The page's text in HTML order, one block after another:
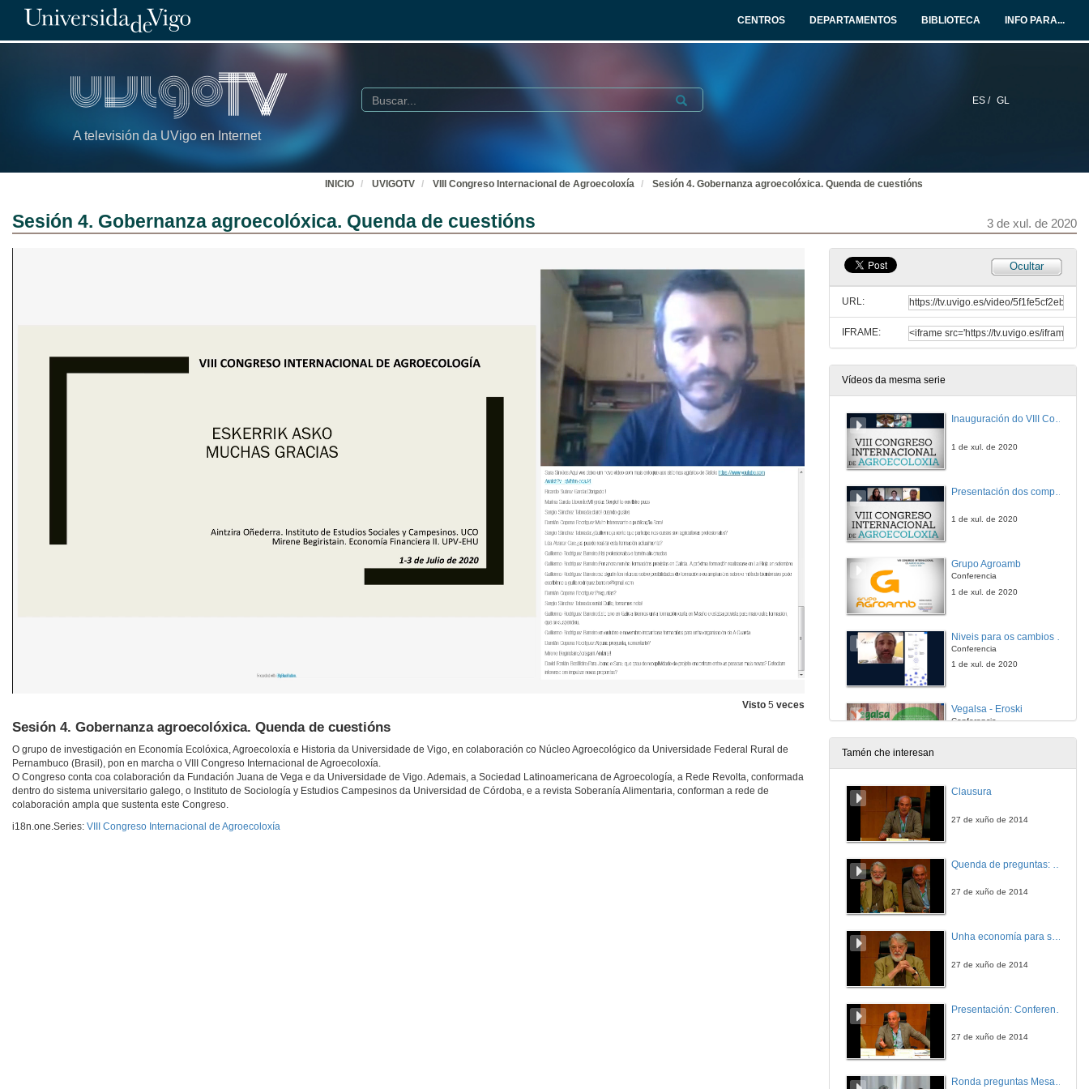
CENTROS DEPARTAMENTOS BIBLIOTECA INFO PARA...
A televisión da UVigo en Internet
ES / GL
Buscar Submit
INICIO UVIGOTV VIII Congreso Internacional de Agroecoloxía Sesión 4. Gobernanza agroecolóxica. Quenda de cuestións
Sesión 4. Gobernanza agroecolóxica. Quenda de cuestións 3 de xul. de 2020
Visto 5 veces
Sesión 4. Gobernanza agroecolóxica. Quenda de cuestións
O grupo de investigación en Economía Ecolóxica, Agroecoloxía e Historia da Universidade de Vigo, en colaboración co Núcleo Agroecológico da Universidade Federal Rural de
Pernambuco (Brasil), pon en marcha o VIII Congreso Internacional de Agroecoloxía.
O Congreso conta coa colaboración da Fundación Juana de Vega e da Universidade de Vigo. Ademais, a Sociedad Latinoamericana de Agroecología, a Rede Revolta, conformada
dentro do sistema universitario galego, o Instituto de Sociología y Estudios Campesinos da Universidad de Córdoba, e a revista Soberanía Alimentaria, conforman a rede de
colaboración ampla que sustenta este Congreso.
i18n.one.Series: VIII Congreso Internacional de Agroecoloxía
Ocultar
URL:
IFRAME:
Vídeos da mesma serie
Inauguración do VIII Congreso Internacional de Agroecología
1 de xul. de 2020
1 de xul. de 2020
Grupo Agroamb
Conferencia
1 de xul. de 2020
Conferencia
1 de xul. de 2020
Vegalsa - Eroski
Conferencia
1 de xul. de 2020
Conferencia
Conferencia
Conferencia
Tamén che interesan
Clausura
27 de xuño de 2014
27 de xuño de 2014
Unha economía para servir as persoas e a vida
27 de xuño de 2014
27 de xuño de 2014
Ronda preguntas Mesa 6.2: Agricultura e Sistemas Agrícolas Agroecolóxicos